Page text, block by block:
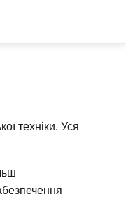
техніки. Уся